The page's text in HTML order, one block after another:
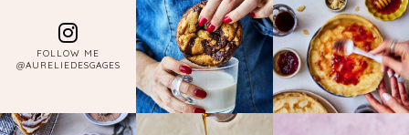
FOLLOW ME
@AURELIEDESGAGES